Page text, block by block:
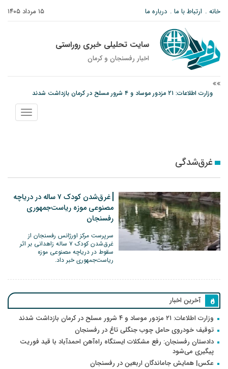
۱۵ مرداد ۱۴۰۵ خانه ارتباط با ما درباره ما
سایت تحلیلی خبری روراستی
اخبار رفسنجان و كرمان
وزارت اطلاعات: ۲۱ مزدور موساد و ۴ شرور مسلح در کرمان بازداشت شدند
دادستان رفسنجان: رفع مشکلات ایستگاه راه‌آهن احمدآباد با قید فوریت پیگیرینمایش
منو
غرق‌شدگی
غرق‌شدن کودک ۷ ساله در دریاچه
مصنوعی موزه ریاست‌جمهوری
رفسنجان
سرپرست مرکز اورژانس رفسنجان از
غرق‌شدن کودک ۷ ساله زاهدانی بر اثر
سقوط در دریاچه مصنوعی موزه
ریاست‌جمهوری خبر داد.
آخرین اخبار
وزارت اطلاعات: ۲۱ مزدور موساد و ۴ شرور مسلح در کرمان بازداشت شدند
توقیف خودروی حامل چوب جنگلی تاغ در رفسنجان
دادستان رفسنجان: رفع مشکلات ایستگاه راه‌آهن احمدآباد با قید فوریت
پیگیری می‌شود
عکس| همایش جاماندگان اربعین در رفسنجان